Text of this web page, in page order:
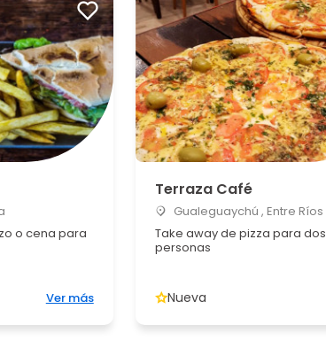
o cena para
Ver más
Terraza Café
Gualeguaychú , Entre Ríos
Take away de pizza para dos
personas
Nueva